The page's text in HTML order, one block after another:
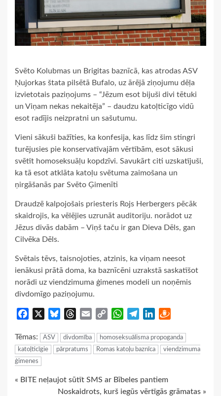
Svēto Kolubmas un Brigitas baznīcā, kas atrodas ASV
Ņujorkas štata pilsētā Bufalo, uz ārējā ziņojumu dēļa
izvietotais paziņojums – “Jēzum esot bijuši divi tētuki
un Viņam nekas nekaitēja” – daudzu katoļticīgo vidū
esot radījis neizpratni un sašutumu.
Vieni sākuši bažīties, ka konfesija, kas līdz šim stingri
turējusies pie konservatīvajām vērtībām, esot sākusi
svētīt homoseksuāļu kopdzīvi. Savukārt citi uzskatījuši,
ka tā esot atklāta katoļu svētuma zaimošana un
ņirgāšanās par Svēto Ģimenīti
Draudzē kalpojošais priesteris Rojs Herbergers pēcāk
skaidrojis, ka vēlējies uzrunāt auditoriju. norādot uz
Jēzus divās dabām – Viņš taču ir gan Dieva Dēls, gan
Cilvēka Dēls.
Svētais tēvs, taisnojoties, atzinis, ka viņam neesot
ienākusi prātā doma, ka baznīcēni uzrakstā saskatīšot
norādi uz viendzimuma ģimenes modeli un noņēmis
divdomīgo paziņojumu.
Facebook BlueskyThreads
Email
Copy
WhatsApp
TelegramLinkedIn
Tēmas: ASV divdomība
homoseksuālisma propoganda
katoļticīgie
pārpratums Romas katoļu baznīca
viendzimuma
ģimenes
Continue
« BITE neļaujot sūtīt SMS ar Bībeles pantiem
Noskaidrots, kurš iegūs vērtīgās grāmatas »